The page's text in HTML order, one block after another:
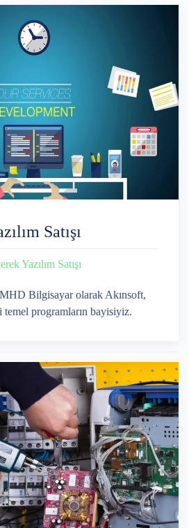
Satışı
Yazılım Satışı
Bilgisayar olarak Akınsoft,
programların bayisiyiz.